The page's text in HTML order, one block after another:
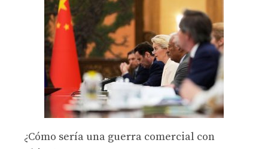
¿Cómo sería una guerra comercial con